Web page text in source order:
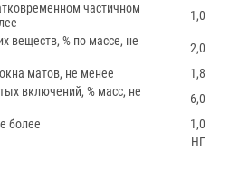
частичном
1,0
веществ, % по массе, не
2,0
матов, не менее
1,8
включений, % масс, не
6,0
более
1,0
НГ